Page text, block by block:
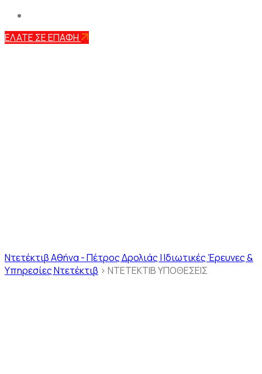
ΕΛΑΤΕ ΣΕ ΕΠΑΦΗ
Ντετέκτιβ Αθήνα - Πέτρος Δρολιάς | Ιδιωτικές Έρευνες &
Υπηρεσίες Ντετέκτιβ > ΝΤΕΤΕΚΤΙΒ ΥΠΟΘΕΣΕΙΣ